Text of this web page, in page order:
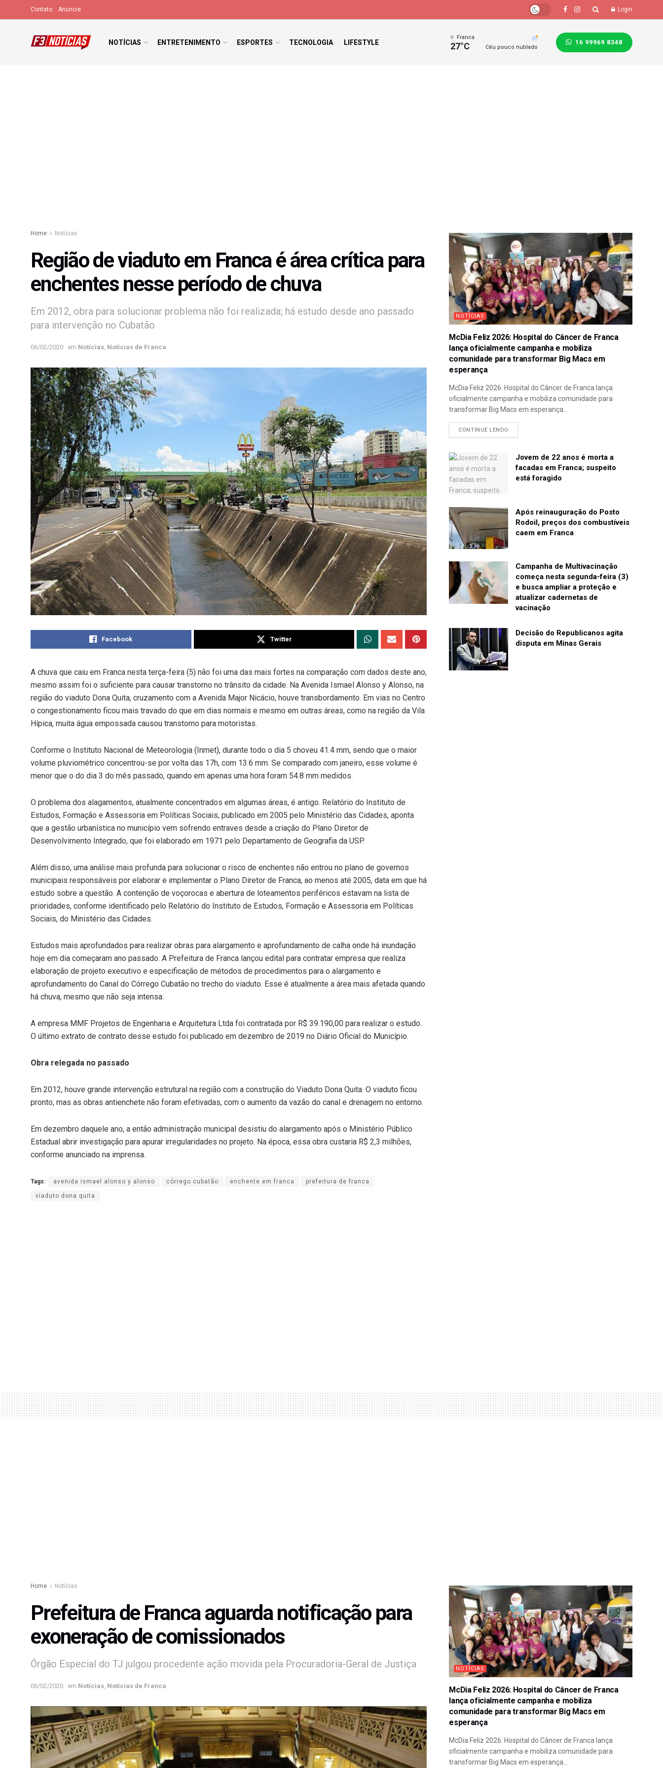
Contato Anuncie Login
NOTÍCIAS ENTRETENIMENTO ESPORTES TECNOLOGIA LIFESTYLE
Franca
27°C Céu pouco nublado
16 99969 8348
Home Notícias
Região de viaduto em Franca é área crítica para
enchentes nesse período de chuva
Em 2012, obra para solucionar problema não foi realizada; há estudo desde ano passado
para intervenção no Cubatão
06/02/2020 em Notícias Notícias de Franca
Facebook Twitter
A chuva que caiu em Franca nesta terça-feira (5) não foi uma das mais fortes na comparação com dados deste ano,
mesmo assim foi o suficiente para causar transtorno no trânsito da cidade. Na Avenida Ismael Alonso y Alonso, na
região do viaduto Dona Quita, cruzamento com a Avenida Major Nicácio, houve transbordamento. Em vias no Centro
o congestionamento ficou mais travado do que em dias normais e mesmo em outras áreas, como na região da Vila
Hípica, muita água empossada causou transtorno para motoristas.
Conforme o Instituto Nacional de Meteorologia (Inmet), durante todo o dia 5 choveu 41.4 mm, sendo que o maior
volume pluviométrico concentrou-se por volta das 17h, com 13.6 mm. Se comparado com janeiro, esse volume é
menor que o do dia 3 do mês passado, quando em apenas uma hora foram 54.8 mm medidos.
O problema dos alagamentos, atualmente concentrados em algumas áreas, é antigo. Relatório do Instituto de
Estudos, Formação e Assessoria em Políticas Sociais, publicado em 2005 pelo Ministério das Cidades, aponta
que a gestão urbanística no município vem sofrendo entraves desde a criação do Plano Diretor de
Desenvolvimento Integrado, que foi elaborado em 1971 pelo Departamento de Geografia da USP.
Além disso, uma análise mais profunda para solucionar o risco de enchentes não entrou no plano de governos
municipais responsáveis por elaborar e implementar o Plano Diretor de Franca, ao menos até 2005, data em que há
estudo sobre a questão. A contenção de voçorocas e abertura de loteamentos periféricos estavam na lista de
prioridades, conforme identificado pelo Relatório do Instituto de Estudos, Formação e Assessoria em Políticas
Sociais, do Ministério das Cidades.
Estudos mais aprofundados para realizar obras para alargamento e aprofundamento de calha onde há inundação
hoje em dia começaram ano passado. A Prefeitura de Franca lançou edital para contratar empresa que realiza
elaboração de projeto executivo e especificação de métodos de procedimentos para o alargamento e
aprofundamento do Canal do Córrego Cubatão no trecho do viaduto. Esse é atualmente a área mais afetada quando
há chuva, mesmo que não seja intensa.
A empresa MMF Projetos de Engenharia e Arquitetura Ltda foi contratada por R$ 39.190,00 para realizar o estudo.
O último extrato de contrato desse estudo foi publicado em dezembro de 2019 no Diário Oficial do Município.
Obra relegada no passado
Em 2012, houve grande intervenção estrutural na região com a construção do Viaduto Dona Quita. O viaduto ficou
pronto, mas as obras antienchete não foram efetivadas, com o aumento da vazão do canal e drenagem no entorno.
Em dezembro daquele ano, a então administração municipal desistiu do alargamento após o Ministério Público
Estadual abrir investigação para apurar irregularidades no projeto. Na época, essa obra custaria R$ 2,3 milhões,
conforme anunciado na imprensa.
Tags: avenida ismael alonso y alonso córrego cubatão enchente em franca prefeitura de franca
viaduto dona quita
NOTÍCIAS
McDia Feliz 2026: Hospital do Câncer de Franca
lança oficialmente campanha e mobiliza
comunidade para transformar Big Macs em
esperança
McDia Feliz 2026: Hospital do Câncer de Franca lança
oficialmente campanha e mobiliza comunidade para
transformar Big Macs em esperança...
CONTINUE LENDO
Jovem de 22 anos é morta a
facadas em Franca; suspeito
está foragido
Após reinauguração do Posto
Rodoil, preços dos combustíveis
caem em Franca
Campanha de Multivacinação
começa nesta segunda-feira (3)
e busca ampliar a proteção e
atualizar cadernetas de
vacinação
Decisão do Republicanos agita
disputa em Minas Gerais
Home Notícias
Prefeitura de Franca aguarda notificação para
exoneração de comissionados
Órgão Especial do TJ julgou procedente ação movida pela Procuradoria-Geral de Justiça
06/02/2020 em Notícias Notícias de Franca
NOTÍCIAS
McDia Feliz 2026: Hospital do Câncer de Franca
lança oficialmente campanha e mobiliza
comunidade para transformar Big Macs em
esperança
McDia Feliz 2026: Hospital do Câncer de Franca lança
oficialmente campanha e mobiliza comunidade para
transformar Big Macs em esperança...